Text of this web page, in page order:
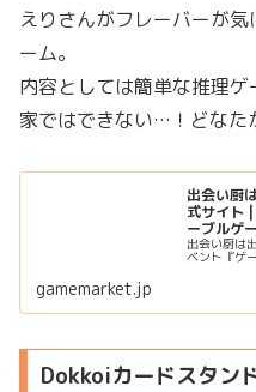
えりさんがフレーバーが
ーム。
内容としては簡単な推理
家ではできない…！どなた
出会い厨
式サイト
ーブルゲ
出会い厨は
ベント『ゲ
gamemarket.jp
Dokkoiカードスタン